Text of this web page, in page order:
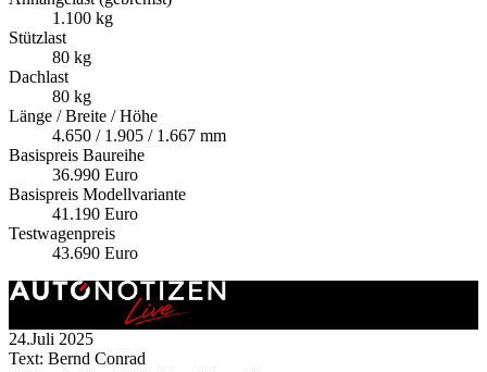
1.100 kg
Stützlast
80 kg
Dachlast
80 kg
Länge / Breite / Höhe
4.650 / 1.905 / 1.667 mm
Basispreis Baureihe
36.990 Euro
Basispreis Modellvariante
41.190 Euro
Testwagenpreis
43.690 Euro
24.Juli 2025
Text: Bernd Conrad